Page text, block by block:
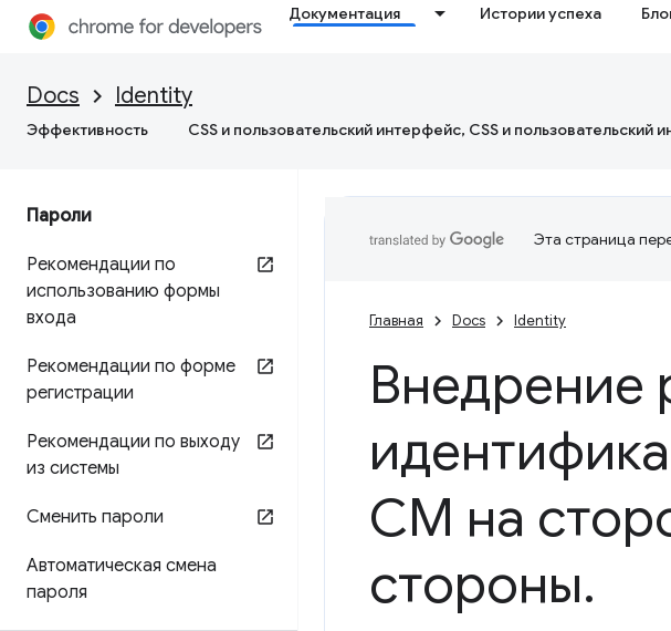
Документация Истории успеха
Docs Identity
Эффективность CSS и пользовательский интерфейс, CSS и пользовательский
Пароли
Рекомендации по
использованию формы
входа
Рекомендации по форме
регистрации
Рекомендации по выходу
из системы
Сменить пароли
Автоматическая смена
пароля
Эта страница
Главная Docs Identity
Внедрение
CM на
стороны.